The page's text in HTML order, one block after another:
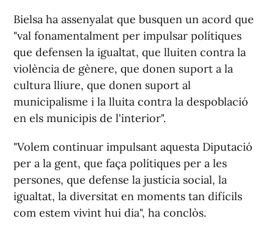
Bielsa ha assenyalat que busquen un acord que
"val fonamentalment per impulsar polítiques
que defensen la igualtat, que lluiten contra la
violència de gènere, que donen suport a la
cultura lliure, que donen suport al
municipalisme i la lluita contra la despoblació
en els municipis de l'interior".
"Volem continuar impulsant aquesta Diputació
per a la gent, que faça polítiques per a les
persones, que defense la justícia social, la
igualtat, la diversitat en moments tan difícils
com estem vivint hui dia", ha conclòs.